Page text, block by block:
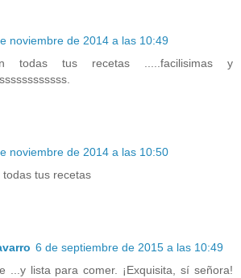
noviembre de 2014 a las 10:49
todas tus recetas .....facilisimas y
noviembre de 2014 a las 10:50
tus recetas
6 de septiembre de 2015 a las 10:49
...y lista para comer. ¡Exquisita, sí señora!